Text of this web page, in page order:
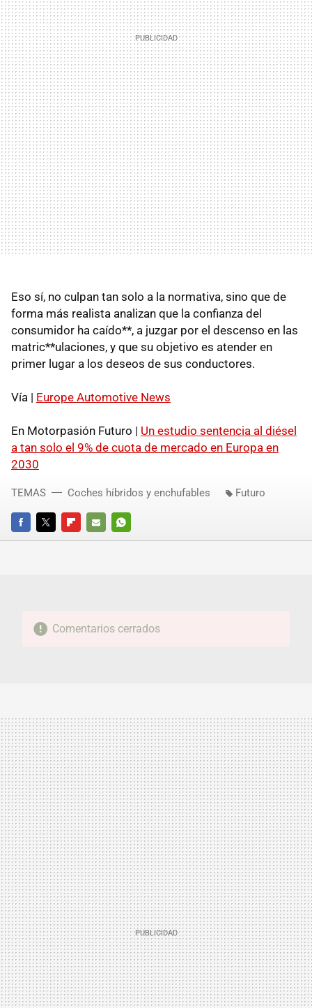
Eso sí, no culpan tan solo a la normativa, sino que de
forma más realista analizan que la confianza del
consumidor ha caído**, a juzgar por el descenso en las
matric**ulaciones, y que su objetivo es atender en
primer lugar a los deseos de sus conductores.
Vía | Europe Automotive News
En Motorpasión Futuro | Un estudio sentencia al diésel
a tan solo el 9% de cuota de mercado en Europa en
2030
FACEBOOKTWITTERFLIPBOARD
E-
WHATSAPP
TEMAS Coches híbridos y enchufables Futuro
Comentarios cerrados